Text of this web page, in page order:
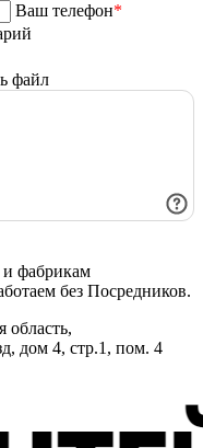
Ваш телефон*
файл
и фабрикам
без Посредников.
область,
дом 4, стр.1, пом. 4